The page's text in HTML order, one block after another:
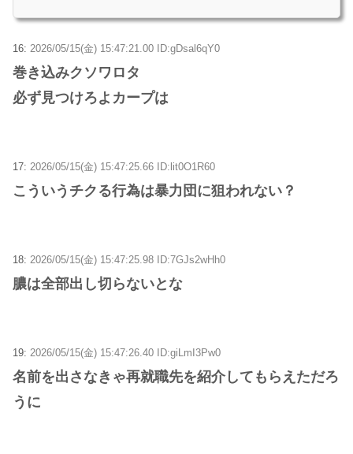
16: 2026/05/15(金) 15:47:21.00 ID:gDsal6qY0
巻き込みクソワロタ
必ず見つけろよカープは
17: 2026/05/15(金) 15:47:25.66 ID:lit0O1R60
こういうチクる行為は暴力団に狙われない？
18: 2026/05/15(金) 15:47:25.98 ID:7GJs2wHh0
膿は全部出し切らないとな
19: 2026/05/15(金) 15:47:26.40 ID:giLmI3Pw0
名前を出さなきゃ再就職先を紹介してもらえただろ
うに